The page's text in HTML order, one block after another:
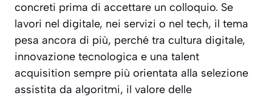
concreti prima di accettare un colloquio. Se
lavori nel digitale, nei servizi o nel tech, il tema
pesa ancora di più, perché tra cultura digitale,
innovazione tecnologica e una talent
acquisition sempre più orientata alla selezione
assistita da algoritmi, il valore delle